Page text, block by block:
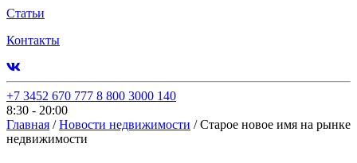
Статьи
Контакты
+7 3452 670 777 8 800 3000 140
8:30 - 20:00
Главная / Новости недвижимости / Старое новое имя на рынке
недвижимости